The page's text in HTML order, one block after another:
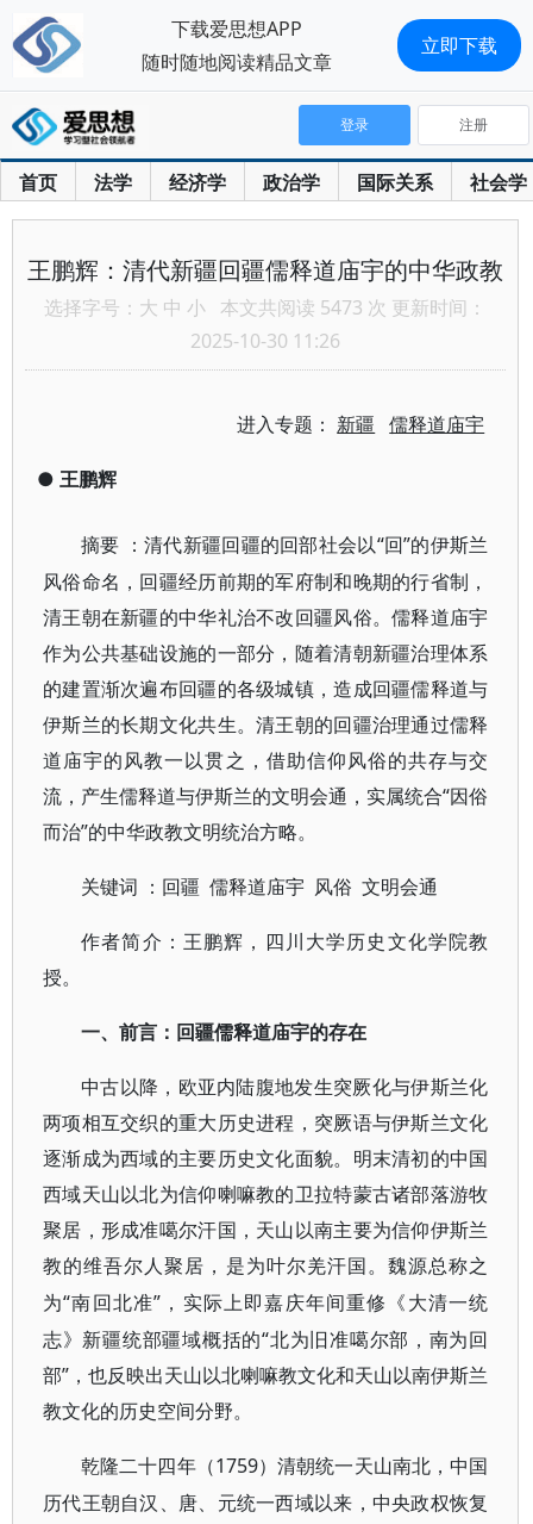
首页 法学 经济学 政治学 国际关系 社会学
登录 注册
王鹏辉：清代新疆回疆儒释道庙宇的中华政教
选择字号： 大 中 小 本文共阅读 5473 次 更新时间：
2025-10-30 11:26
进入专题： 新疆 儒释道庙宇
● 王鹏辉
摘要 ：清代新疆回疆的回部社会以“回”的伊斯兰
风俗命名，回疆经历前期的军府制和晚期的行省制，
清王朝在新疆的中华礼治不改回疆风俗。儒释道庙宇
作为公共基础设施的一部分，随着清朝新疆治理体系
的建置渐次遍布回疆的各级城镇，造成回疆儒释道与
伊斯兰的长期文化共生。清王朝的回疆治理通过儒释
道庙宇的风教一以贯之，借助信仰风俗的共存与交
流，产生儒释道与伊斯兰的文明会通，实属统合“因俗
而治”的中华政教文明统治方略。
关键词 ：回疆 儒释道庙宇 风俗 文明会通
作者简介：王鹏辉，四川大学历史文化学院教
授。
一、前言：回疆儒释道庙宇的存在
中古以降，欧亚内陆腹地发生突厥化与伊斯兰化
两项相互交织的重大历史进程，突厥语与伊斯兰文化
逐渐成为西域的主要历史文化面貌。明末清初的中国
西域天山以北为信仰喇嘛教的卫拉特蒙古诸部落游牧
聚居，形成准噶尔汗国，天山以南主要为信仰伊斯兰
教的维吾尔人聚居，是为叶尔羌汗国。魏源总称之
为“南回北准”，实际上即嘉庆年间重修《大清一统
志》新疆统部疆域概括的“北为旧准噶尔部，南为回
部”，也反映出天山以北喇嘛教文化和天山以南伊斯兰
教文化的历史空间分野。
乾隆二十四年（1759）清朝统一天山南北，中国
历代王朝自汉、唐、元统一西域以来，中央政权恢复
下载爱思想APP
随时随地阅读精品文章
立即下载